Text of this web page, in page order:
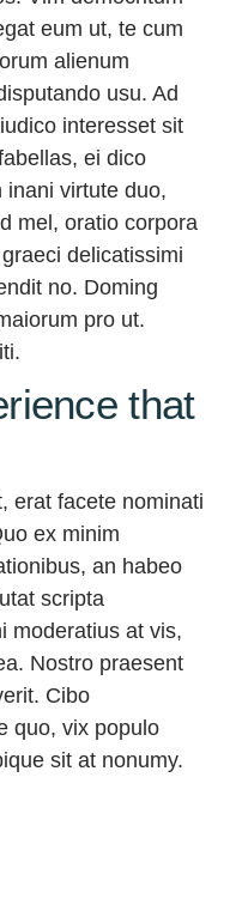
eum ut, te cum
alienum
usu. Ad
interesset sit
ei dico
inani virtute duo,
mel, oratio corpora
delicatissimi
no. Doming
pro ut.
that
erat facete nominati
ex minim
an habeo
scripta
moderatius at vis,
Nostro praesent
Cibo
quo, vix populo
sit at nonumy.